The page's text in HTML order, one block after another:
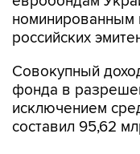
российских
Совокупный
исключением
составил 95,62
В федеральный